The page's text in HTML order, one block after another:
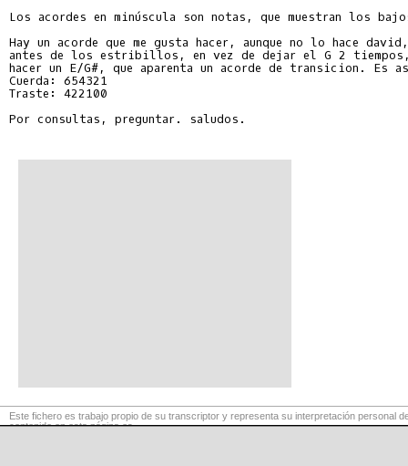
Los acordes en minúscula son notas, que muestran los
Hay un acorde que me gusta hacer, aunque no lo hace david,
antes de los estribillos, en vez de dejar el G 2
Cuerda: 654321
Traste: 422100
Por consultas, preguntar. saludos.
Este fichero es trabajo propio de su transcriptor y representa su interpretación personal
contenido en esta página es